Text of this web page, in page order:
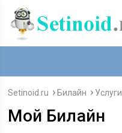
Setinoid.ru Билайн Услуги
Мой Билайн